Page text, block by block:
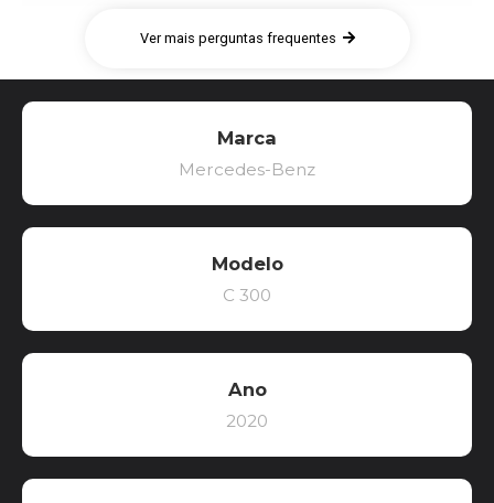
Ver mais perguntas frequentes
Marca
Mercedes-Benz
Modelo
C 300
Ano
2020